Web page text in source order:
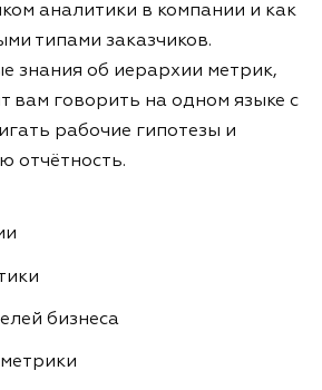
аналитики в компании и как
типами заказчиков.
знания об иерархии метрик,
вам говорить на одном языке с
рабочие гипотезы и
отчётность.
бизнеса